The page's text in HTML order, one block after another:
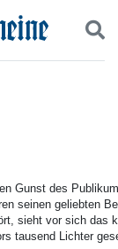
Gunst des
seinen geliebten
sieht vor sich das
tausend Lichter